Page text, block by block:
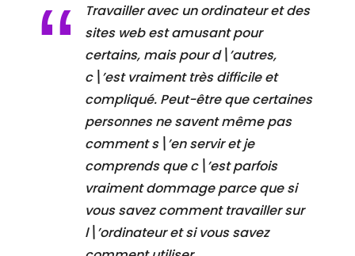
Travailler avec un ordinateur et des
sites web est amusant pour
certains, mais pour d\’autres,
c\’est vraiment très difficile et
compliqué. Peut-être que certaines
personnes ne savent même pas
comment s\’en servir et je
comprends que c\’est parfois
vraiment dommage parce que si
vous savez comment travailler sur
l\’ordinateur et si vous savez